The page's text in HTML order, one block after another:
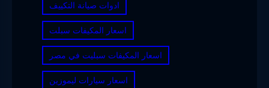
ادوات صيانة التكييف
اسعار المكيفات سبلت
اسعار المكيفات سبليت في مصر
اسعار سيارات ليموزين